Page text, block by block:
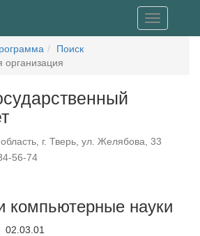
Toggle
navigation
Поиск
организация
г. Тверь, ул. Желябова, 33
56-74
компьютерные науки
02.03.01